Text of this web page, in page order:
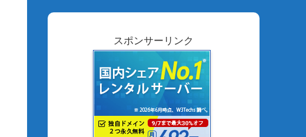
スポンサーリンク